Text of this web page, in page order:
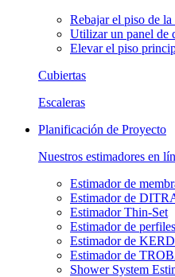
Rebajar el piso de la
Utilizar un panel de
Elevar el piso
Cubiertas
Escaleras
Planificación de Proyecto
Nuestros estimadores en
Estimador de
Estimador de
Estimador Thin-Set
Estimador de perfiles
Estimador de
Estimador de
Shower System